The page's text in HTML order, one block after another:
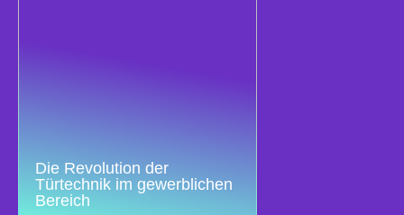
Die Revolution der
Türtechnik im gewerblichen
Bereich